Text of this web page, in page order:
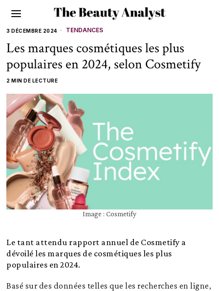
3 DÉCEMBRE 2024 TENDANCES
Les marques cosmétiques les plus
populaires en 2024, selon Cosmetify
2 MIN DE LECTURE
Image : Cosmetify
Le tant attendu rapport annuel de Cosmetify a
dévoilé les marques de cosmétiques les plus
populaires en 2024.
Basé sur des données telles que les recherches en ligne,